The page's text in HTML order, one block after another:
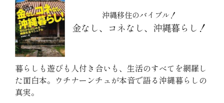
沖縄移住のバイブル！
金なし、コネなし、沖縄暮らし！
暮らしも遊びも人付き合いも、生活のすべてを網羅し
た面白本。ウチナーンチュが本音で語る沖縄暮らしの
真実。